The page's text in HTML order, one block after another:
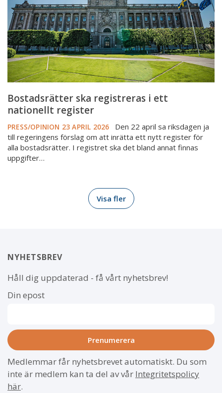
nationellt
register
Bostadsrätter ska registreras i ett
nationellt register
PRESS/OPINION 23 APRIL 2026
Den 22 april sa riksdagen ja
till regeringens förslag om att inrätta ett nytt register för
alla bostadsrätter. I registret ska det bland annat finnas
uppgifter…
Visa fler
NYHETSBREV
Håll dig uppdaterad - få vårt nyhetsbrev!
Din epost
Medlemmar får nyhetsbrevet automatiskt. Du som
inte är medlem kan ta del av vår Integritetspolicy
här.